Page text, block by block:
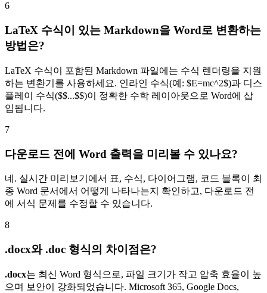
6
LaTeX 수식이 있는 Markdown을 Word로 변환하는
방법은?
LaTeX 수식이 포함된 Markdown 파일에는 수식 렌더링을 지원
하는 변환기를 사용하세요. 인라인 수식(예: $E=mc^2$)과 디스
플레이 수식($$...$$)이 정확한 수학 레이아웃으로 Word에 삽
입됩니다.
7
다운로드 전에 Word 출력을 미리볼 수 있나요?
네. 실시간 미리보기에서 표, 수식, 다이어그램, 코드 블록이 최
종 Word 문서에서 어떻게 나타나는지 확인하고, 다운로드 전
에 서식 문제를 수정할 수 있습니다.
8
.docx와 .doc 형식의 차이점은?
.docx는 최신 Word 형식으로, 파일 크기가 작고 압축 효율이 높
으며 보안이 강화되었습니다. Microsoft 365, Google Docs,